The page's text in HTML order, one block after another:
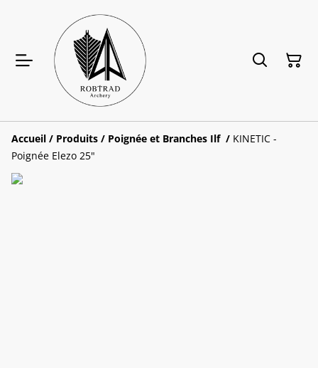
Accueil / Produits / Poignée et Branches Ilf / KINETIC -
Poignée Elezo 25"